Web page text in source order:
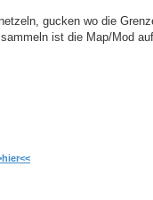
gucken wo die
ist die Map/Mod